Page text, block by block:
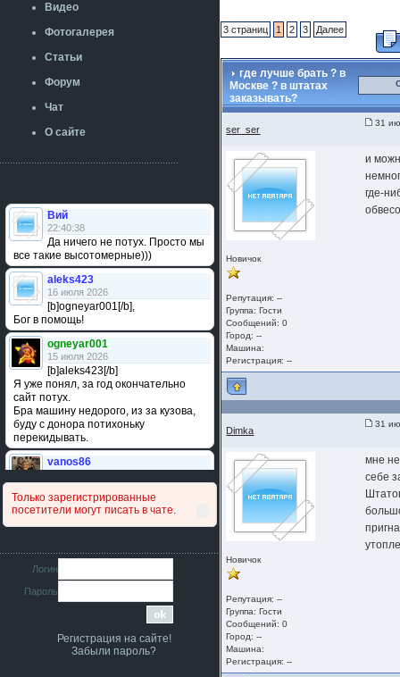
Видео
Фотогалерея
Статьи
Форум
Чат
О сайте
Вий
22:40:38
Да ничего не потух. Просто мы
все такие высотомерные)))
aleks423
16 июля 2026
[b]ogneyar001[/b],
Бог в помощь!
ogneyar001
15 июля 2026
[b]aleks423[/b]
Я уже понял, за год окончательно
сайт потух.
Бра машину недорого, из за кузова,
буду с донора потихоньку
перекидывать.
vanos86
сравнивал подушку акпп бензиновой и
дизельной машины намера
4578063AG и 4578061AG? По фото
iMrCoffeeBLR4
11 июля 2026
[b]era124[/b],
Ага понял буду знать спасибо
era124
7 июля 2026
Только зарегистрированные
посетители могут писать в чате.
Логин
Пароль
Регистрация на сайте!
Забыли пароль?
3 страниц 1 2 3 Далее
где лучше брать ? в
Москве ? в штатах
заказывать?
ser_ser
31
Новичок
Репутация: --
Группа:Гости
Сообщений: 0
Город: --
Машина:
Регистрация: --
и
где-
Dimka
31
Новичок
Репутация: --
Группа:Гости
Сообщений: 0
Город: --
Машина:
Регистрация: --
мне
себе